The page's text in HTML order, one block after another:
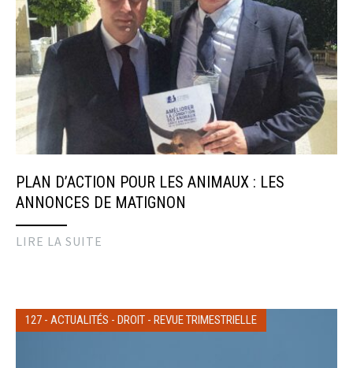
PLAN D’ACTION POUR LES ANIMAUX : LES
ANNONCES DE MATIGNON
LIRE LA SUITE
127 - ACTUALITÉS - DROIT - REVUE TRIMESTRIELLE